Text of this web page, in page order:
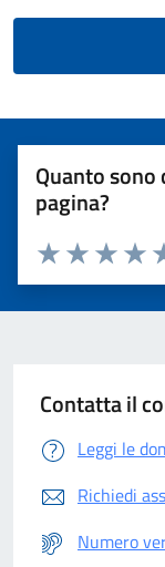
Quanto
pagina?
Valuta 3
Valuta 2
Valuta 1 stelle
Contatta il
Leggi le
Richiedi
Numero